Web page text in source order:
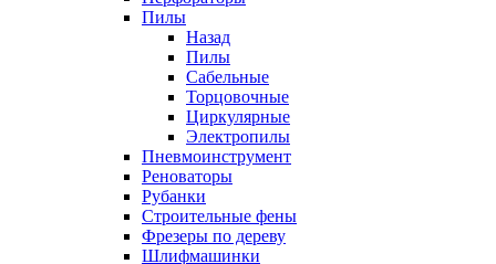
Пилы
Назад
Пилы
Сабельные
Торцовочные
Циркулярные
Электропилы
Пневмоинструмент
Реноваторы
Рубанки
Строительные фены
Фрезеры по дереву
Шлифмашинки